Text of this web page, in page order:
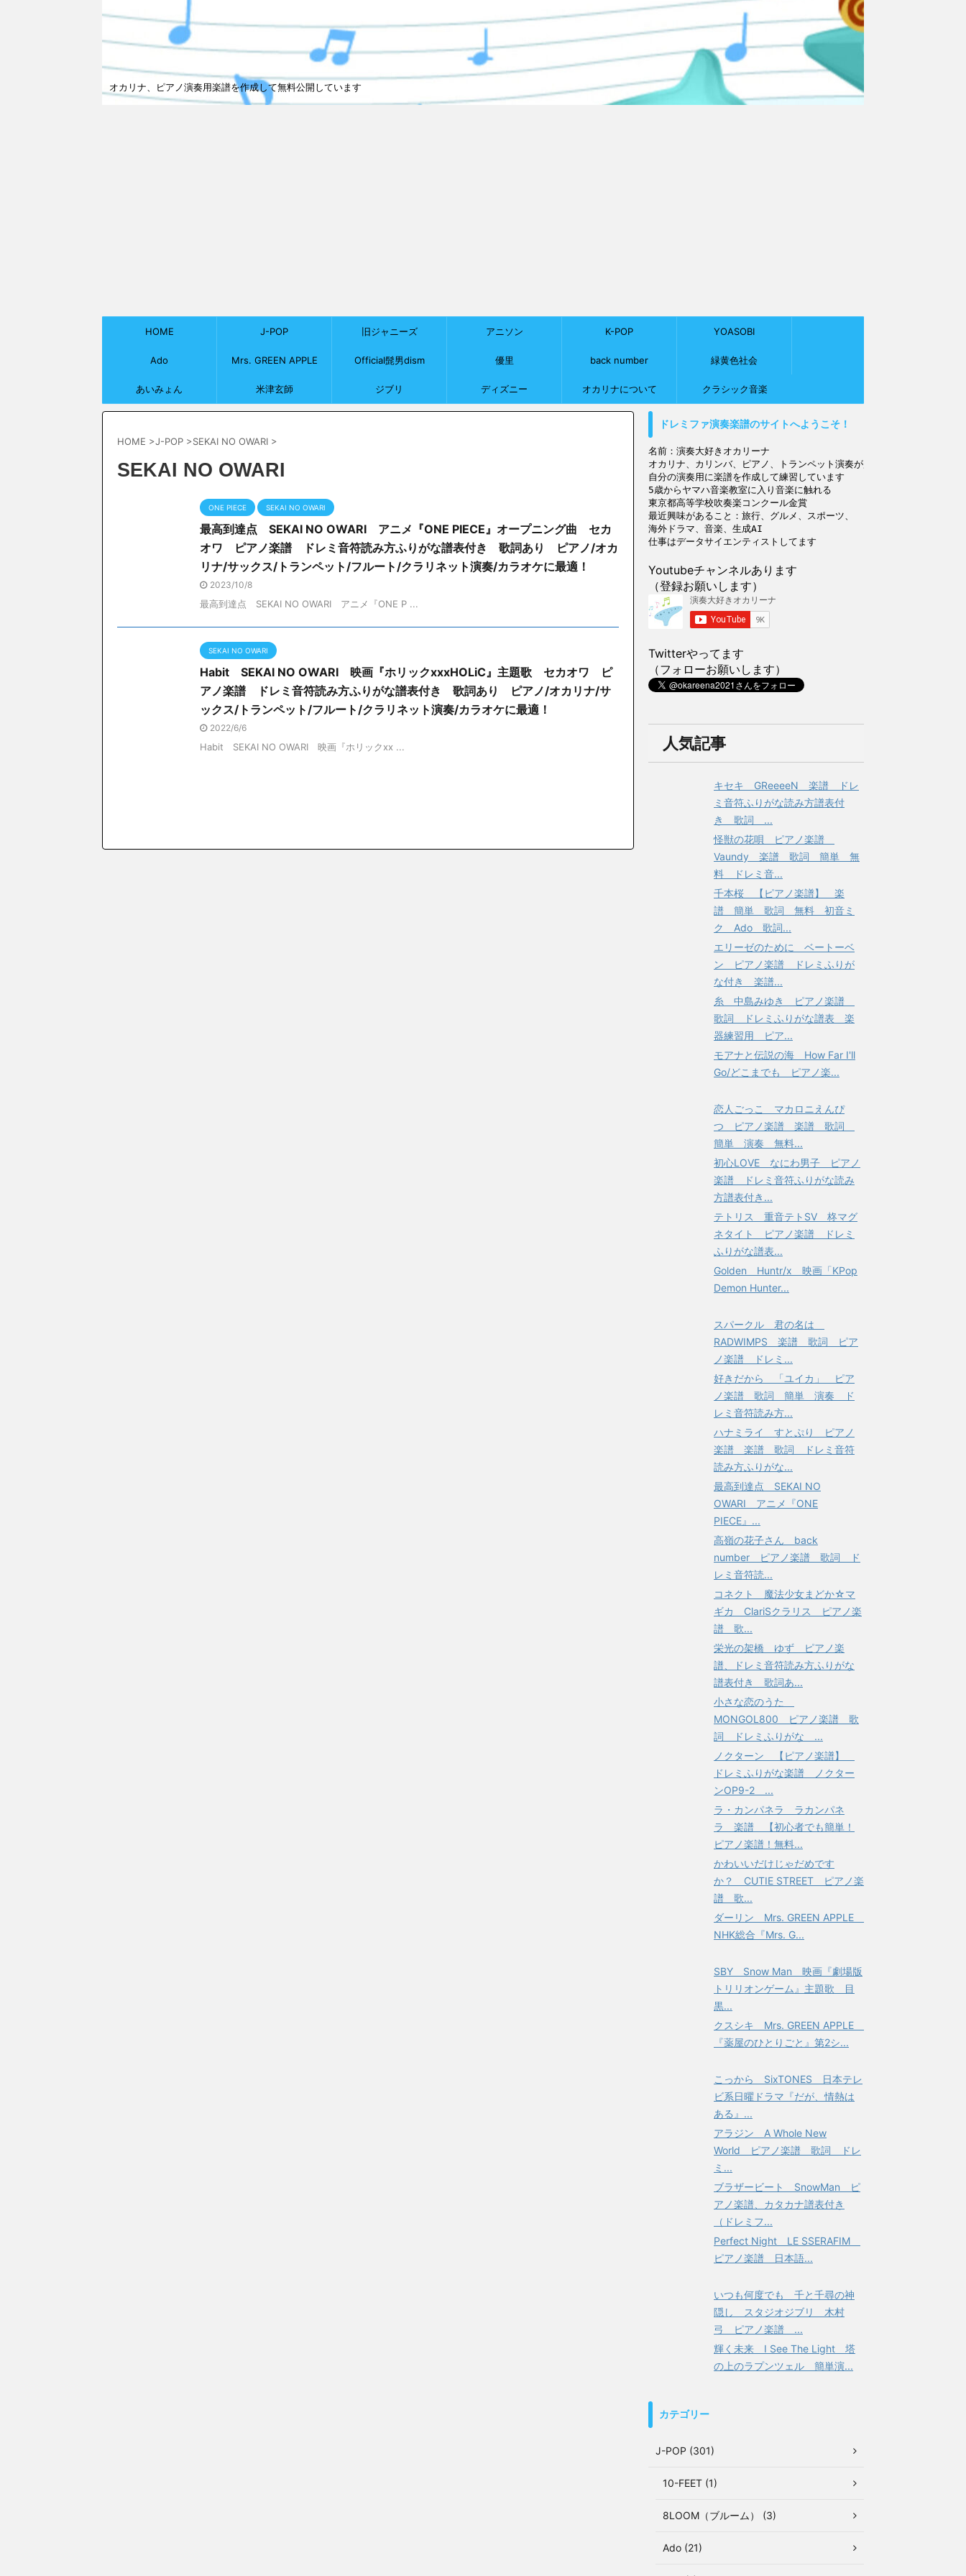
オカリナ、ピアノ演奏用楽譜を作成して無料公開しています
HOME J-POP 旧ジャニーズ アニソン K-POP YOASOBI
Ado Mrs. GREEN APPLE Official髭男dism 優里 back number 緑黄色社会
あいみょん 米津玄師 ジブリ ディズニー オカリナについて クラシック音楽
HOME >J-POP >SEKAI NO OWARI >
SEKAI NO OWARI
ONE PIECE SEKAI NO OWARI
最高到達点 SEKAI NO OWARI アニメ『ONE PIECE』オープニング曲 セカ
オワ ピアノ楽譜 ドレミ音符読み方ふりがな譜表付き 歌詞あり ピアノ/オカ
リナ/サックス/トランペット/フルート/クラリネット演奏/カラオケに最適！
2023/10/8
最高到達点 SEKAI NO OWARI アニメ『ONE P ...
SEKAI NO OWARI
Habit SEKAI NO OWARI 映画『ホリックxxxHOLiC』主題歌 セカオワ ピ
アノ楽譜 ドレミ音符読み方ふりがな譜表付き 歌詞あり ピアノ/オカリナ/サ
ックス/トランペット/フルート/クラリネット演奏/カラオケに最適！
2022/6/6
Habit SEKAI NO OWARI 映画『ホリックxx ...
ドレミファ演奏楽譜のサイトへようこそ！
名前：演奏大好きオカリーナ
オカリナ、カリンバ、ピアノ、トランペット演奏が趣味
自分の演奏用に楽譜を作成して練習しています
5歳からヤマハ音楽教室に入り音楽に触れる
東京都高等学校吹奏楽コンクール金賞
最近興味があること：旅行、グルメ、スポーツ、
海外ドラマ、音楽、生成AI
Youtubeチャンネルあります
（登録お願いします）
Twitterやってます
（フォローお願いします）
人気記事
キセキ GReeeeN 楽譜 ドレ
ミ音符ふりがな読み方譜表付
き 歌詞 ...
怪獣の花唄 ピアノ楽譜
Vaundy 楽譜 歌詞 簡単 無
料 ドレミ音...
千本桜 【ピアノ楽譜】 楽
譜 簡単 歌詞 無料 初音ミ
ク Ado 歌詞...
エリーゼのために ベートーベ
ン ピアノ楽譜 ドレミふりが
な付き 楽譜...
糸 中島みゆき ピアノ楽譜
歌詞 ドレミふりがな譜表 楽
器練習用 ピア...
モアナと伝説の海 How Far I'll
Go/どこまでも ピアノ楽...
恋人ごっこ マカロニえんぴ
つ ピアノ楽譜 楽譜 歌詞
簡単 演奏 無料...
初心LOVE なにわ男子 ピアノ
楽譜 ドレミ音符ふりがな読み
方譜表付き...
テトリス 重音テトSV 柊マグ
ネタイト ピアノ楽譜 ドレミ
ふりがな譜表...
Golden Huntr/x 映画「KPop
Demon Hunter...
スパークル 君の名は
RADWIMPS 楽譜 歌詞 ピア
ノ楽譜 ドレミ...
好きだから 「ユイカ」 ピア
ノ楽譜 歌詞 簡単 演奏 ド
レミ音符読み方...
ハナミライ すとぷり ピアノ
楽譜 楽譜 歌詞 ドレミ音符
読み方ふりがな...
最高到達点 SEKAI NO
OWARI アニメ『ONE
PIECE』...
高嶺の花子さん back
number ピアノ楽譜 歌詞 ド
レミ音符読...
コネクト 魔法少女まどか☆マ
ギカ ClariSクラリス ピアノ楽
譜 歌...
栄光の架橋 ゆず ピアノ楽
譜、ドレミ音符読み方ふりがな
譜表付き 歌詞あ...
小さな恋のうた
MONGOL800 ピアノ楽譜 歌
詞 ドレミふりがな ...
ノクターン 【ピアノ楽譜】
ドレミふりがな楽譜 ノクター
ンOP9-2 ...
ラ・カンパネラ ラカンパネ
ラ 楽譜 【初心者でも簡単！
ピアノ楽譜！無料...
かわいいだけじゃだめです
か？ CUTIE STREET ピアノ楽
譜 歌...
ダーリン Mrs. GREEN APPLE
NHK総合『Mrs. G...
SBY Snow Man 映画『劇場版
トリリオンゲーム』主題歌 目
黒...
クスシキ Mrs. GREEN APPLE
『薬屋のひとりごと』第2シ...
こっから SixTONES 日本テレ
ビ系日曜ドラマ『だが、情熱は
ある』...
アラジン A Whole New
World ピアノ楽譜 歌詞 ドレ
ミ...
ブラザービート SnowMan ピ
アノ楽譜、カタカナ譜表付き
（ドレミフ...
Perfect Night LE SSERAFIM
ピアノ楽譜 日本語...
いつも何度でも 千と千尋の神
隠し スタジオジブリ 木村
弓 ピアノ楽譜 ...
輝く未来 I See The Light 塔
の上のラプンツェル 簡単演...
カテゴリー
J-POP (301)
10-FEET (1)
8LOOM（ブルーム） (3)
Ado (21)